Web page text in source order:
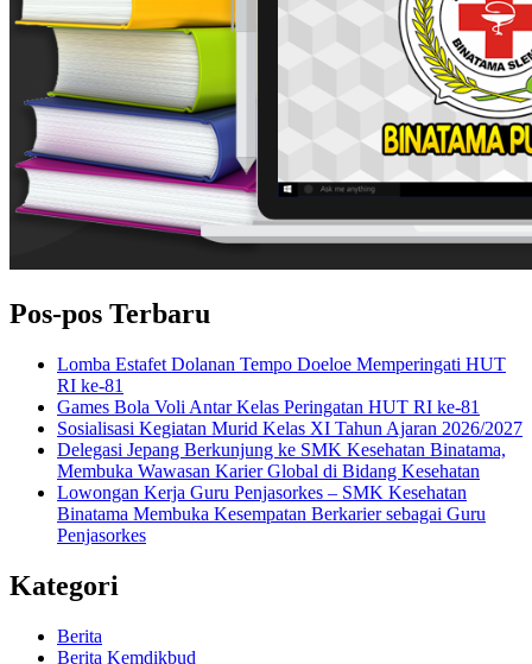
Pos-pos Terbaru
Lomba Estafet Dolanan Tempo Doeloe Memperingati HUT
RI ke-81
Games Bola Voli Antar Kelas Peringatan HUT RI ke-81
Sosialisasi Kegiatan Murid Kelas XI Tahun Ajaran 2026/2027
Delegasi Jepang Berkunjung ke SMK Kesehatan Binatama,
Membuka Wawasan Karier Global di Bidang Kesehatan
Lowongan Kerja Guru Penjasorkes – SMK Kesehatan
Binatama Membuka Kesempatan Berkarier sebagai Guru
Penjasorkes
Kategori
Berita
Berita Kemdikbud